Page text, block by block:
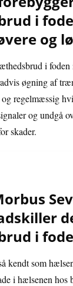
i
og
i
øgning af
og regelmæssig
og undgå
skader.
i
kendt som
i hælsenen hos